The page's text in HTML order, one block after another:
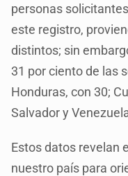
personas
este registro,
distintos; sin
31 por ciento de las
Honduras, con 30;
Salvador y
Estos datos revelan
nuestro país para